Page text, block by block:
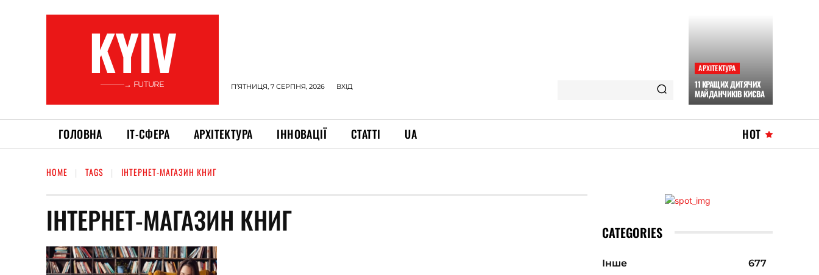
KYIV
———→ FUTURE П’ЯТНИЦЯ, 7 СЕРПНЯ, 2026 ВХІД
АРХІТЕКТУРА
11 КРАЩИХ ДИТЯЧИХ
МАЙДАНЧИКІВ КИЄВА
ГОЛОВНА ІТ-СФЕРА АРХІТЕКТУРА ІННОВАЦІЇ СТАТТІ UA HOT
HOME TAGS ІНТЕРНЕТ-МАГАЗИН КНИГ
ІНТЕРНЕТ-МАГАЗИН КНИГ CATEGORIES
Інше
677